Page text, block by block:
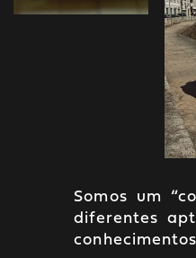
Somos um
diferentes